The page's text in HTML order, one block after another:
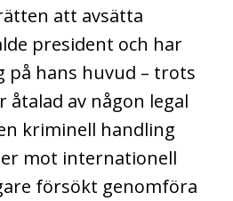
att avsätta
president och har
på hans huvud – trots
av någon legal
kriminell handling
mot internationell
försökt genomföra